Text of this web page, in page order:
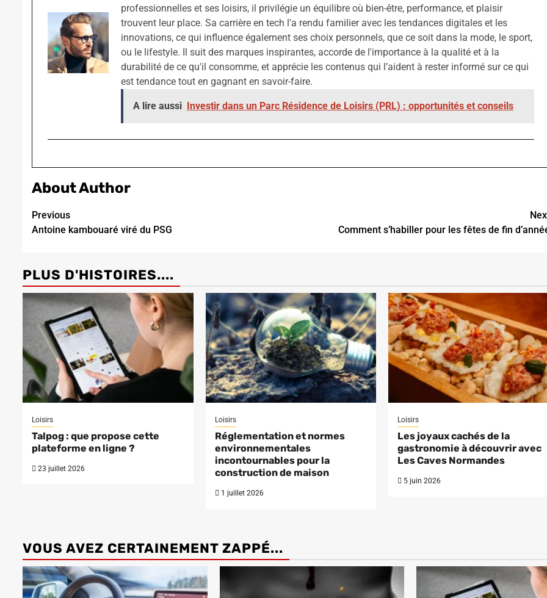
professionnelles et ses loisirs, il privilégie un équilibre où bien-être, performance, et plaisir
trouvent leur place. Sa carrière en tech l'a rendu familier avec les tendances digitales et les
innovations, ce qui influence également ses choix personnels, que ce soit dans la mode, le sport,
ou le lifestyle. Il suit des marques inspirantes, accorde de l'importance à la qualité et à la
durabilité de ce qu'il consomme, et apprécie les contenus qui l’aident à rester informé sur ce qui
est tendance tout en gagnant en savoir-faire.
A lire aussi Investir dans un Parc Résidence de Loisirs (PRL) : opportunités et conseils
About Author
Continue
Reading
Previous
Antoine kambouaré viré du PSG
Comment s’habiller pour les fêtes de fin
PLUS D'HISTOIRES....
Loisirs
Talpog : que propose cette
plateforme en ligne ?
23 juillet 2026
Loisirs
Réglementation et normes
environnementales
incontournables pour la
construction de maison
1 juillet 2026
Loisirs
Les joyaux cachés de la
gastronomie à découvrir avec
Les Caves Normandes
5 juin 2026
VOUS AVEZ CERTAINEMENT ZAPPÉ...